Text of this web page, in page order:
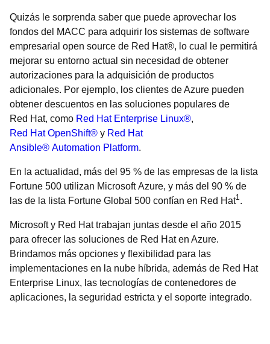
Quizás le sorprenda saber que puede aprovechar los
fondos del MACC para adquirir los sistemas de software
empresarial open source de Red Hat®, lo cual le permitirá
mejorar su entorno actual sin necesidad de obtener
autorizaciones para la adquisición de productos
adicionales. Por ejemplo, los clientes de Azure pueden
obtener descuentos en las soluciones populares de
Red Hat, como Red Hat Enterprise Linux®,
Red Hat OpenShift® y Red Hat
Ansible® Automation Platform.
En la actualidad, más del 95 % de las empresas de la lista
Fortune 500 utilizan Microsoft Azure, y más del 90 % de
las de la lista Fortune Global 500 confían en Red Hat1.
Microsoft y Red Hat trabajan juntas desde el año 2015
para ofrecer las soluciones de Red Hat en Azure.
Brindamos más opciones y flexibilidad para las
implementaciones en la nube híbrida, además de Red Hat
Enterprise Linux, las tecnologías de contenedores de
aplicaciones, la seguridad estricta y el soporte integrado.